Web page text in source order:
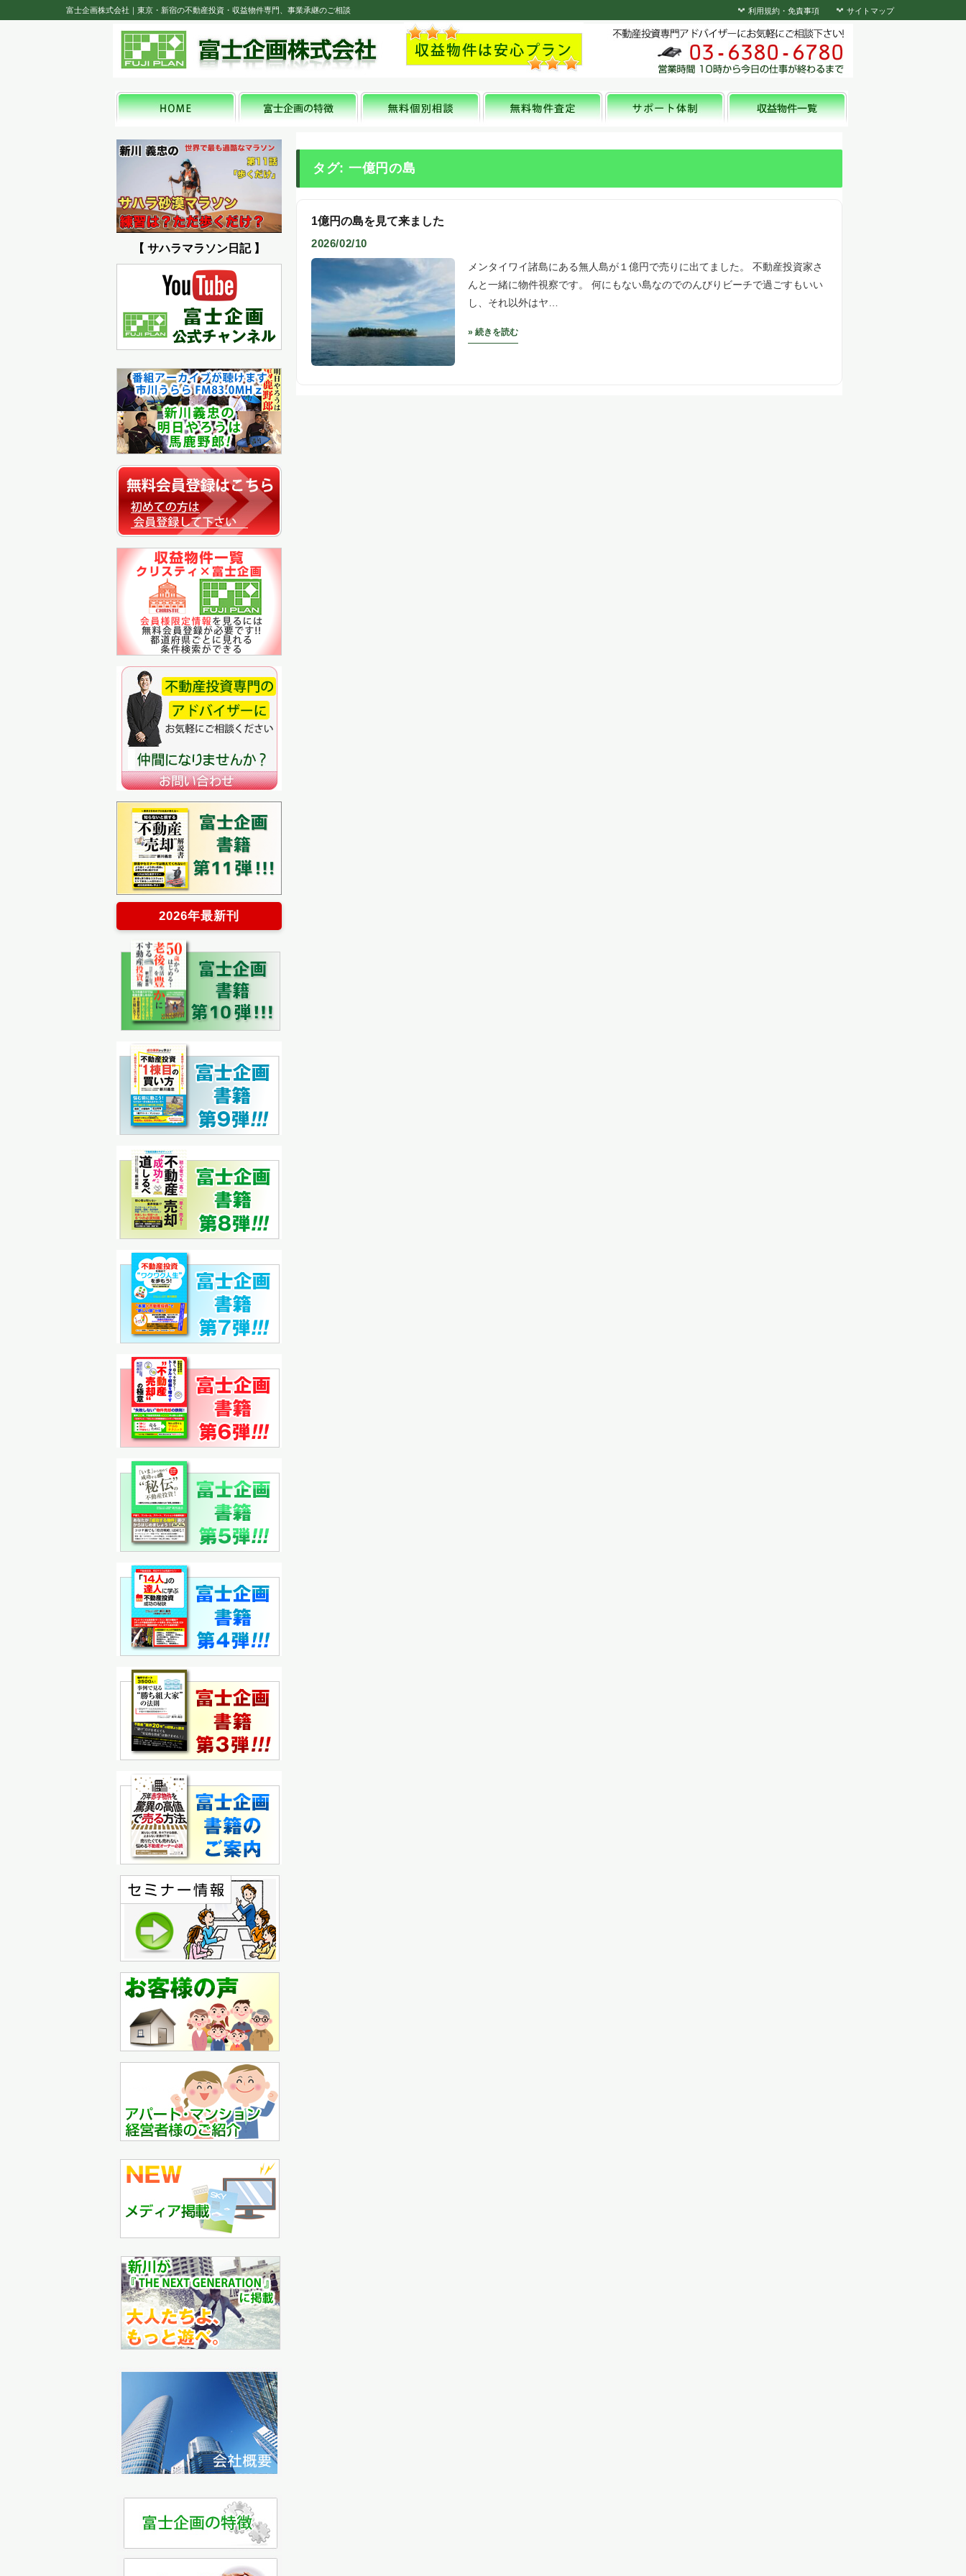
富士企画株式会社｜東京・新宿の不動産投資・収益物件専門、事業承継のご相談 利用規約・免責事項 サイトマップ
タグ: 一億円の島
1億円の島を見て来ました
2026/02/10
メンタイワイ諸島にある無人島が１億円で売りに出てました。 不動産投資家さ
んと一緒に物件視察です。 何にもない島なのでのんびりビーチで過ごすもいい
し、それ以外はヤ…
» 続きを読む
【 サハラマラソン日記 】
2026年最新刊